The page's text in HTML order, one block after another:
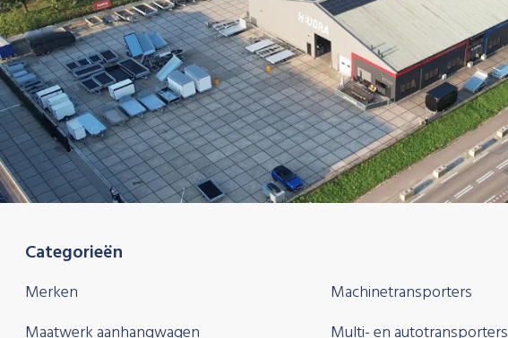
Categorieën
Merken
Machinetransporters